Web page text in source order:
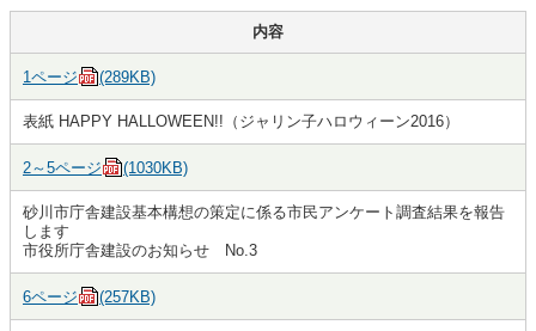
内容
1ページ (289KB)
表紙 HAPPY HALLOWEEN!!（ジャリン子ハロウィーン2016）
2～5ページ (1030KB)
砂川市庁舎建設基本構想の策定に係る市民アンケート調査結果を報告
します
市役所庁舎建設のお知らせ No.3
6ページ (257KB)